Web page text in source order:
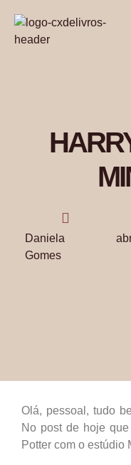
Daniela
Gomes
Olá, pessoal, tudo
No post de hoje
Potter com o estúdio